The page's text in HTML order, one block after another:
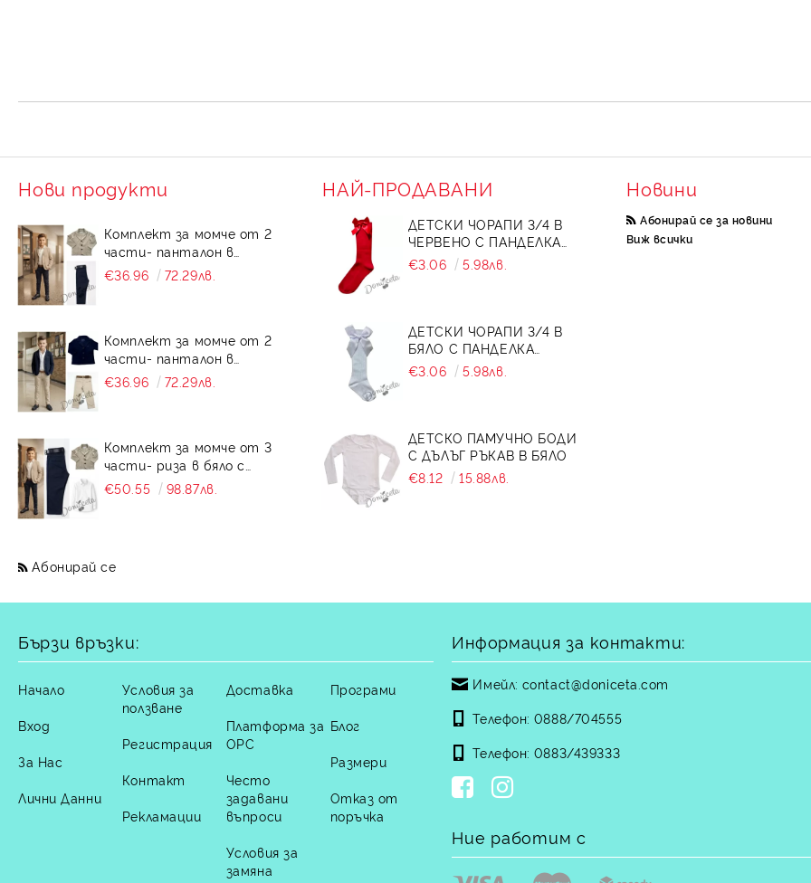
Нови продукти
Комплект за момче от 2
части- панталон в
тъмносиньо и сако в
бежово Contrast
€36.96 72.29лв.
Комплект за момче от 2
части- панталон в
бежово и сако в
тъмносиньо Contrast
€36.96 72.29лв.
Комплект за момче от 3
части- риза в бяло с
дълъг ръкав, панталон в
тъмносиньо и сако в
€50.55 98.87лв.
Абонирай се
НАЙ-ПРОДАВАНИ
ДЕТСКИ ЧОРАПИ 3/4 В
ЧЕРВЕНО С ПАНДЕЛКА
734897
€3.06 5.98лв.
ДЕТСКИ ЧОРАПИ 3/4 В
БЯЛО С ПАНДЕЛКА
7465464 ОТ КОЛЕКЦИЯ
СНЕЖИНА
€3.06 5.98лв.
ДЕТСКО ПАМУЧНО БОДИ
С ДЪЛЪГ РЪКАВ В БЯЛО
€8.12
15.88лв.
Новини
Абонирай се за новини
Виж всички
Бързи връзки:
Начало
Вход
За Нас
Лични Данни
Условия за
ползване
Регистрация
Контакт
Рекламации
Доставка
Платформа за
ОРС
Често
задавани
въпроси
Условия за
замяна
Програми
Блог
Размери
Отказ от
поръчка
Информация за контакти:
Имейл: contact@doniceta.com
Телефон: 0888/704555
Телефон: 0883/439333
Ние работим с